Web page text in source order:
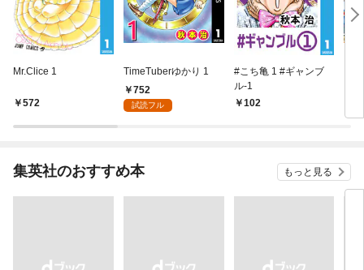
Mr.Clice 1
572
TimeTuberゆかり 1
752
試読フル
#こち亀 1 #ギャンブ
ル‐1
102
集英社のおすすめ本 もっと見る